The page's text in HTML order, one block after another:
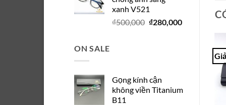
₫150,000.
xanh V521
₫500,000 Giá
₫280,000Giá
₫280,000.
ON SALE
Gọng kính cận
không viền Titanium
B11